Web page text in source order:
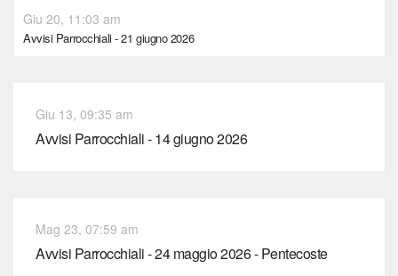
Giu 20, 11:03 am
Avvisi Parrocchiali - 21 giugno 2026
Giu 13, 09:35 am
Avvisi Parrocchiali - 14 giugno 2026
Mag 23, 07:59 am
Avvisi Parrocchiali - 24 maggio 2026 - Pentecoste